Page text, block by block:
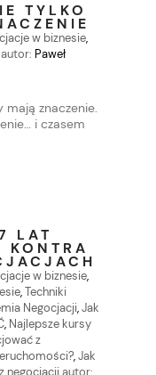
TYLKO
w biznesie,
autor: Paweł
znaczenie.
i czasem
LAT
KONTRA
w biznesie,
,Techniki
Negocjacji,Jak
, Najlepsze kursy
z
,Jak
negocjacji autor: